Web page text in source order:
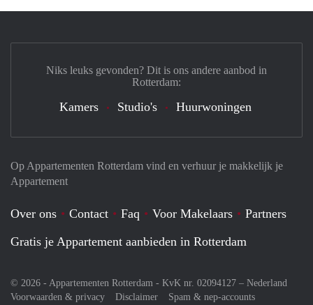
Op Appartementen Rotterdam vind en verhuur je makkelijk je
Appartement
Over ons Contact Faq Voor Makelaars
Partners
Gratis je Appartement aanbieden in Rotterdam
© 2026 - Appartementen Rotterdam - KvK nr. 02094127 – Nederland
Voorwaarden & privacy
Disclaimer
Spam & nep-accounts
Niks leuks gevonden? Dit is ons andere aanbod in
Rotterdam:
Kamers Studio's Huurwoningen